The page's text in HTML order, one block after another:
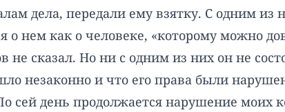
дела, передали ему взятку. С одним
о нем как о человеке, «которому можно
не сказал. Но ни с одним из них он не
незаконно и что его права были
сей день продолжается нарушение